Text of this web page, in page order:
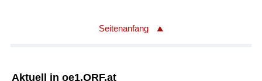
Länge: 05:43 min
Seitenanfang
Aktuell in oe1.ORF.at